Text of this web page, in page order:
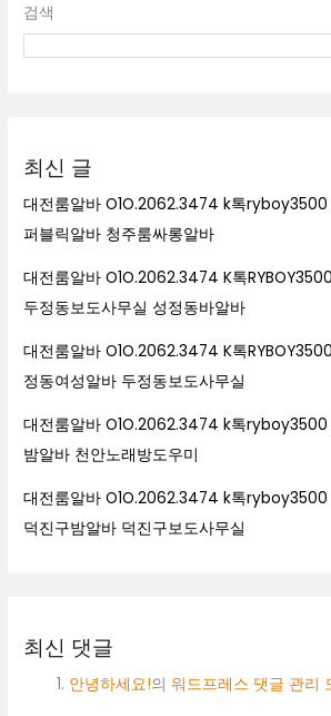
검색
최신 글
대전룸알바 O1O.2062.3474 k톡ryboy3500
퍼블릭알바 청주룸싸롱알바
대전룸알바 O1O.2062.3474 K톡
두정동보도사무실 성정동바알바
대전룸알바 O1O.2062.3474 K톡
정동여성알바 두정동보도사무실
대전룸알바 O1O.2062.3474 k톡ryboy3500
밤알바 천안노래방도우미
대전룸알바 O1O.2062.3474 k톡ryboy3500
덕진구밤알바 덕진구보도사무실
최신 댓글
안녕하세요!의워드프레스 댓글 관리